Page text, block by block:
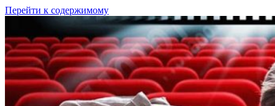
Перейти к содержимому